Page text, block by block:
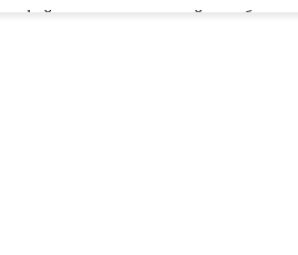
фойдаланувчи»нинг ўз